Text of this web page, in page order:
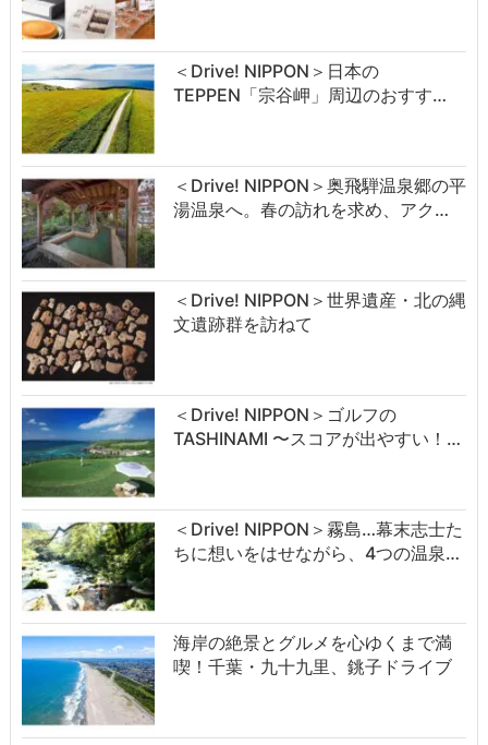
＜Drive! NIPPON＞日本の
TEPPEN「宗谷岬」周辺のおすす…
＜Drive! NIPPON＞奥飛騨温泉郷の平
湯温泉へ。春の訪れを求め、アク…
＜Drive! NIPPON＞世界遺産・北の縄
文遺跡群を訪ねて
＜Drive! NIPPON＞ゴルフの
TASHINAMI 〜スコアが出やすい！…
＜Drive! NIPPON＞霧島…幕末志士た
ちに想いをはせながら、4つの温泉…
海岸の絶景とグルメを心ゆくまで満
喫！千葉・九十九里、銚子ドライブ